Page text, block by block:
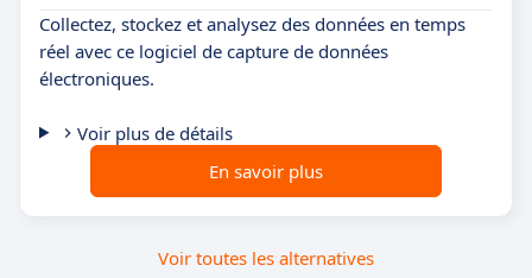
Collectez, stockez et analysez des données en temps
réel avec ce logiciel de capture de données
électroniques.
Voir plus de détails
En savoir plus
Voir toutes les alternatives